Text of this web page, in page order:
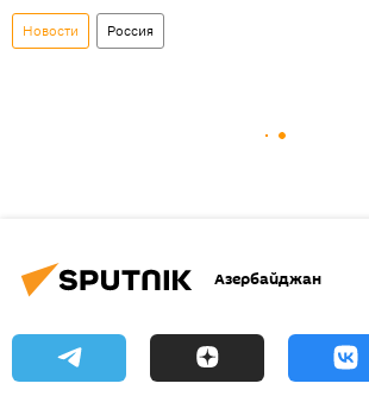
Новости Россия
Азербайджан